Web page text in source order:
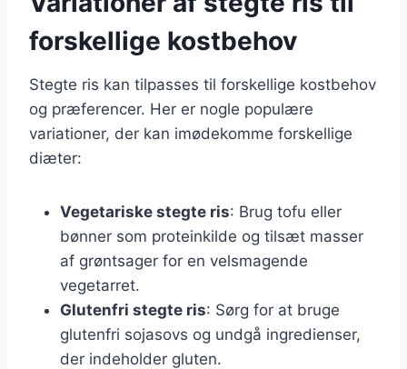
forskellige kostbehov
Stegte ris kan tilpasses til forskellige kostbehov
og præferencer. Her er nogle populære
variationer, der kan imødekomme forskellige
diæter:
Vegetariske stegte ris: Brug tofu eller
bønner som proteinkilde og tilsæt masser
af grøntsager for en velsmagende
vegetarret.
Glutenfri stegte ris: Sørg for at bruge
glutenfri sojasovs og undgå ingredienser,
der indeholder gluten.